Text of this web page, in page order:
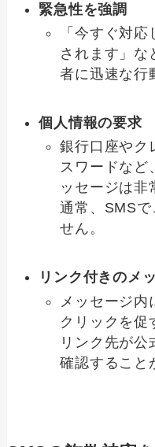
緊急性を強調
「今すぐ対
されます」な
者に迅速な行
個人情報の要求
銀行口座やク
スワードなど
ッセージは非
通常、SMSで
せん。
リンク付きのメ
メッセージ内
クリックを促
リンク先が公
確認すること